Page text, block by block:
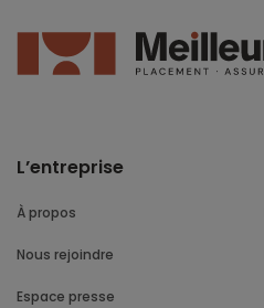
L’entreprise
À propos
Nous rejoindre
Espace presse